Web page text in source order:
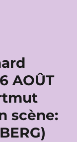
AOÛT
scène: